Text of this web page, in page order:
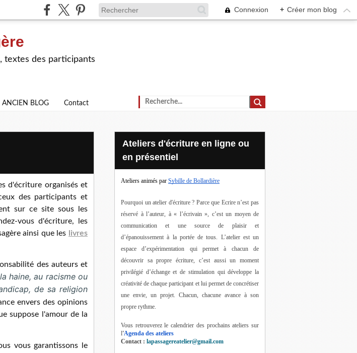
Connexion + Créer mon blog
textes des participants
ANCIEN BLOG Contact
d'écriture organisés et
des participants et
sur ce site sous les
vous d'écriture, les
ainsi que les
livres
des auteurs et
haine, au racisme ou
de sa religion
envers des opinions
suppose l'amour de la
vous garantissons le
Ateliers d'écriture en ligne ou
en présentiel
Ateliers animés par Sybille de Bollardière
Pourquoi un atelier d'écriture ? Parce que Ecrire n’est pas
réservé à l’auteur, à « l’écrivain », c’est un moyen de
communication et une source de plaisir et
d’épanouissement à la portée de tous. L’atelier est un
espace d’expérimentation qui permet à chacun de
découvrir sa propre écriture, c’est aussi un moment
privilégié d’échange et de stimulation qui développe la
créativité de chaque participant et lui permet de concrétiser
une envie, un projet. Chacun, chacune avance à son
propre rythme.
Vous retrouverez le calendrier des prochains ateliers sur
l'Agenda des ateliers
Contact : lapassagereatelier@gmail.com